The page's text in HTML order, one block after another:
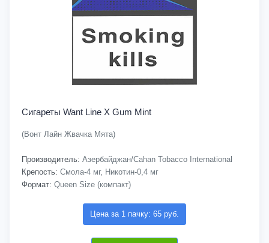
Сигареты Want Line X Gum Mint
(Вонт Лайн Жвачка Мята)
Производитель: Азербайджан/Cahan Tobacco International
Крепость: Смола-4 мг, Никотин-0,4 мг
Формат: Queen Size (компакт)
Цена за 1 пачку: 65 руб.